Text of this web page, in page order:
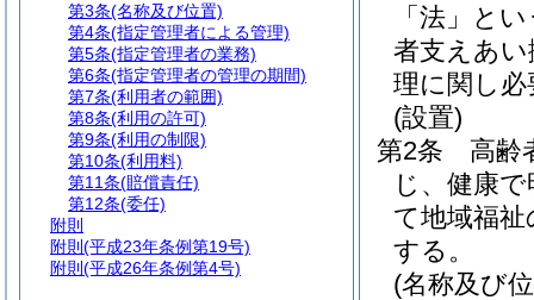
「法」と
者支えあい
理に関し
(設置)
第2条
高齢
じ、健康
て地域福
する。
(名称及び
第3条(名称及び位置)
第4条(指定管理者による管理)
第5条(指定管理者の業務)
第6条(指定管理者の管理の期間)
第7条(利用者の範囲)
第8条(利用の許可)
第9条(利用の制限)
第10条(利用料)
第11条(賠償責任)
第12条(委任)
附則
附則 (平成23年条例第19号)
附則 (平成26年条例第4号)